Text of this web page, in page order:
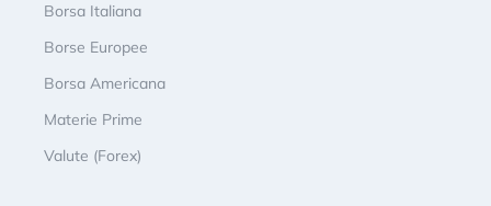
Borsa Italiana
Borse Europee
Borsa Americana
Materie Prime
Valute (Forex)